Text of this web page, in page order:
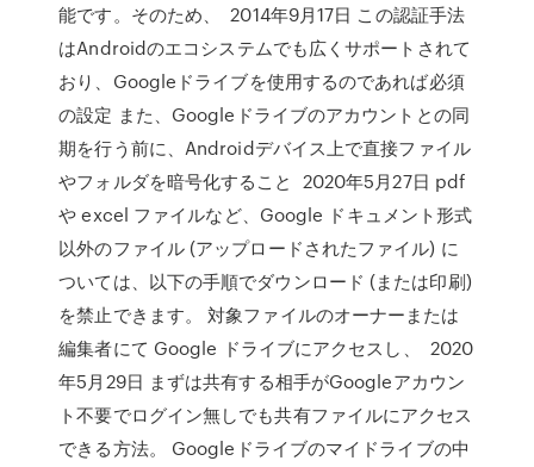
能です。そのため、 2014年9月17日 この認証手法
はAndroidのエコシステムでも広くサポートされて
おり、Googleドライブを使用するのであれば必須
の設定 また、Googleドライブのアカウントとの同
期を行う前に、Androidデバイス上で直接ファイル
やフォルダを暗号化すること 2020年5月27日 pdf
や excel ファイルなど、Google ドキュメント形式
以外のファイル (アップロードされたファイル) に
ついては、以下の手順でダウンロード (または印刷)
を禁止できます。 対象ファイルのオーナーまたは
編集者にて Google ドライブにアクセスし、 2020
年5月29日 まずは共有する相手がGoogleアカウン
ト不要でログイン無しでも共有ファイルにアクセス
できる方法。 Googleドライブのマイドライブの中